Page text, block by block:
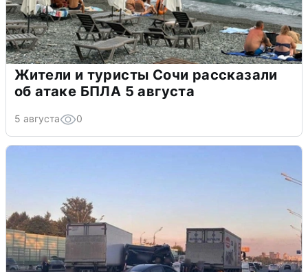
Жители и туристы Сочи рассказали
об атаке БПЛА 5 августа
5 августа 0